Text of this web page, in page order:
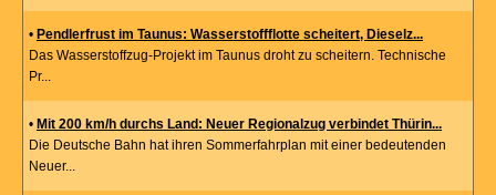
• Pendlerfrust im Taunus: Wasserstoffflotte scheitert, Dieselz...
Das Wasserstoffzug-Projekt im Taunus droht zu scheitern. Technische
Pr...
• Mit 200 km/h durchs Land: Neuer Regionalzug verbindet Thürin...
Die Deutsche Bahn hat ihren Sommerfahrplan mit einer bedeutenden
Neuer...